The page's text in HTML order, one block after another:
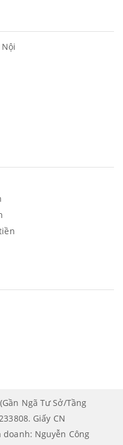
Ngã Tư Sở/Tầng
Giấy CN
doanh: Nguyễn Công